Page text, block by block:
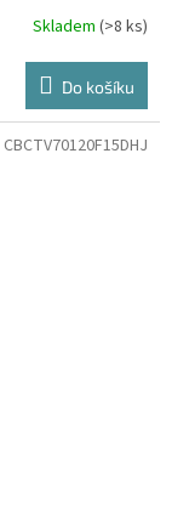
Skladem (>8 ks)
Do košíku
CBCTV70120F15DHJ